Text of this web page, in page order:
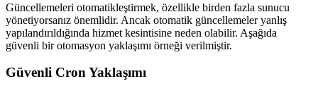
Güncellemeleri otomatikleştirmek, özellikle birden fazla sunucu
yönetiyorsanız önemlidir. Ancak otomatik güncellemeler yanlış
yapılandırıldığında hizmet kesintisine neden olabilir. Aşağıda
güvenli bir otomasyon yaklaşımı örneği verilmiştir.
Güvenli Cron Yaklaşımı